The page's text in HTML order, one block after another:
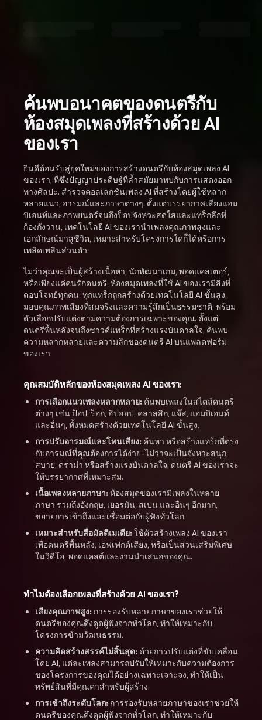
ค้นพบอนาคตของดนตรีกับ
ห้องสมุดเพลงที่สร้างด้วย AI
ของเรา
ยินดีต้อนรับสู่ยุคใหม่ของการสร้างดนตรีกับห้องสมุดเพลง AI
ของเรา, ที่ซึ่งปัญญาประดิษฐ์ที่ล้ำสมัยมาพบกับการแสดงออก
ทางศิลปะ. สำรวจคอลเลกชันเพลง AI ที่สร้างโดยผู้ใช้หลาก
หลายแนว, อารมณ์และภาษาต่างๆ. ตั้งแต่บรรยากาศเสียงแอม
บิเอนท์และภาพยนตร์จนถึงป็อปจังหวะสดใสและแทร็กลึกที่
ก้องกังวาน, เทคโนโลยี AI ของเรานำเพลงคุณภาพสูงและ
เอกลักษณ์มาสู่ชีวิต, เหมาะสำหรับโครงการใดก็ได้หรือการ
เพลิดเพลินส่วนตัว.
ไม่ว่าคุณจะเป็นผู้สร้างเนื้อหา, นักพัฒนาเกม, พอดแคสเตอร์,
หรือเพียงแค่คนรักดนตรี, ห้องสมุดเพลงที่ใช้ AI ของเรามีสิ่งที่
ตอบโจทย์ทุกคน. ทุกแทร็กถูกสร้างด้วยเทคโนโลยี AI ขั้นสูง,
มอบคุณภาพเสียงที่สมจริงและความรู้สึกเป็นธรรมชาติ, พร้อม
ตัวเลือกปรับแต่งตามความต้องการเฉพาะของคุณ. ตั้งแต่
ดนตรีพื้นหลังจนถึงซาวด์แทร็กที่สร้างแรงบันดาลใจ, ค้นพบ
ความหลากหลายและความลึกของดนตรี AI บนแพลตฟอร์ม
ของเรา.
คุณสมบัติหลักของห้องสมุดเพลง AI ของเรา:
การเลือกแนวเพลงหลากหลาย: ค้นพบเพลงในสไตล์ดนตรี
ต่างๆ เช่น ป็อป, ร็อก, ฮิปฮอป, คลาสสิก, แจ๊ส, แอมบิเอนท์
และอื่นๆ, ทั้งหมดสร้างด้วยเทคโนโลยี AI ขั้นสูง.
การปรับอารมณ์และโทนเสียง: ค้นหา หรือสร้างแทร็กที่ตรง
กับอารมณ์ที่คุณต้องการได้ง่าย-ไม่ว่าจะเป็นจังหวะสนุก,
สบาย, ดราม่า หรือสร้างแรงบันดาลใจ, ดนตรี AI ของเราจะ
ให้บรรยากาศที่เหมาะสม.
เนื้อเพลงหลายภาษา:ห้องสมุดของเรามีเพลงในหลาย
ภาษา รวมถึงอังกฤษ, เยอรมัน, สเปน และอื่นๆ อีกมาก,
ขยายการเข้าถึงและเชื่อมต่อกับผู้ฟังทั่วโลก.
เหมาะสำหรับสื่อมัลติเมเดีย:ใช้ตัวสร้างเพลง AI ของเรา
เพื่อดนตรีพื้นหลัง, เอฟเฟกต์เสียง, หรือเป็นส่วนเสริมพิเศษ
ในวิดีโอ, พอดแคสต์และงานนำเสนอของคุณ.
ทำไมต้องเลือกเพลงที่สร้างด้วย AI ของเรา?
เสียงคุณภาพสูง: การรองรับหลายภาษาของเราช่วยให้
ดนตรีของคุณดึงดูดผู้ฟังจากทั่วโลก, ทำให้เหมาะกับ
โครงการข้ามวัฒนธรรม.
ความคิดสร้างสรรค์ไม่สิ้นสุด: ด้วยการปรับแต่งที่ขับเคลื่อน
โดย AI, แต่ละเพลงสามารถปรับให้เหมาะกับความต้องการ
ของโครงการของคุณได้อย่างเฉพาะเจาะจง, ทำให้เป็น
ทรัพย์สินที่มีคุณค่าสำหรับผู้สร้าง.
การเข้าถึงระดับโลก: การรองรับหลายภาษาของเราช่วยให้
ดนตรีของคุณดึงดูดผู้ฟังจากทั่วโลก, ทำให้เหมาะกับ